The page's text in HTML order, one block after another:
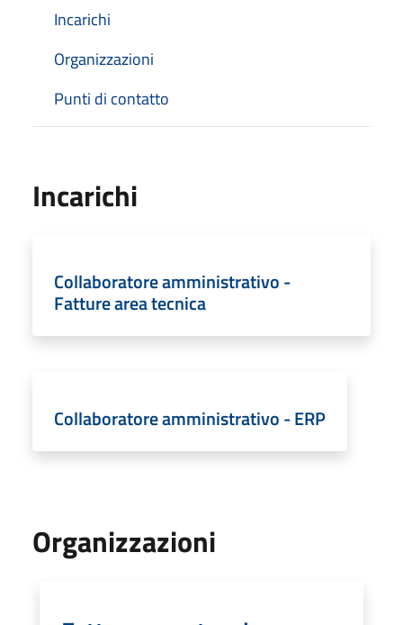
Incarichi
Organizzazioni
Punti di contatto
Incarichi
Collaboratore amministrativo -
Fatture area tecnica
Collaboratore amministrativo - ERP
Organizzazioni